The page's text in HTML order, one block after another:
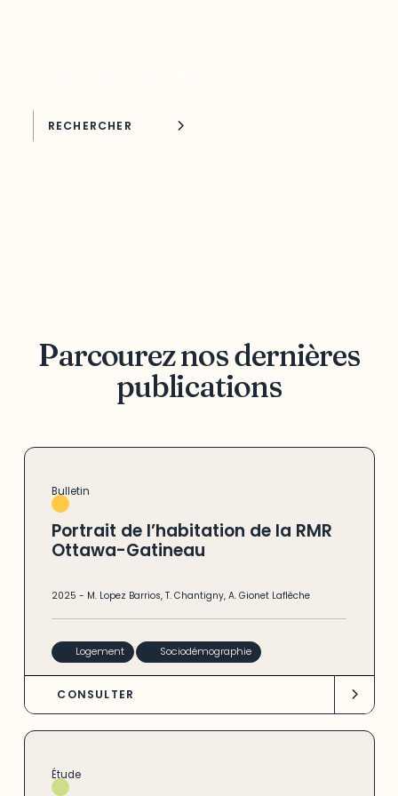
RECHERCHER
Parcourez nos dernières
publications
Bulletin
Portrait de l’habitation de la RMR
Ottawa-Gatineau
2025- M. Lopez Barrios,T. Chantigny,A. Gionet Laflèche
Logement Sociodémographie
CONSULTER
Étude